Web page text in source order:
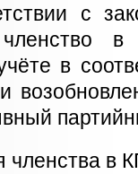
с
в
членства в